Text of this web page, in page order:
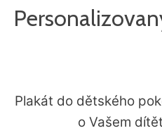
Plakát do dětského
o Vašem